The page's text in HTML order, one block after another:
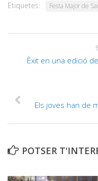
Etiquetes: Festa Major de
Èxit en una edició
Els joves han de
POTSER